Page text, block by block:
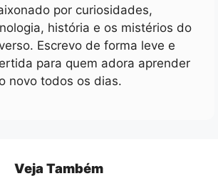
por curiosidades,
história e os mistérios do
Escrevo de forma leve e
para quem adora aprender
novo todos os dias.
Veja Também